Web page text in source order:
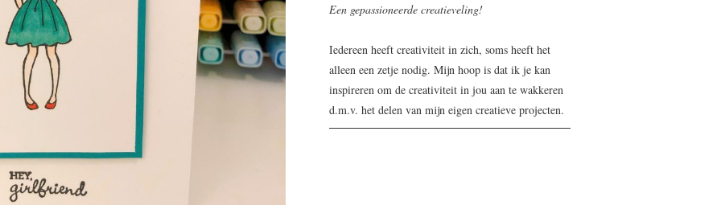
Een gepassioneerde creatieveling!
Iedereen heeft creativiteit in zich, soms heeft het
alleen een zetje nodig. Mijn hoop is dat ik je kan
inspireren om de creativiteit in jou aan te wakkeren
d.m.v. het delen van mijn eigen creatieve projecten.